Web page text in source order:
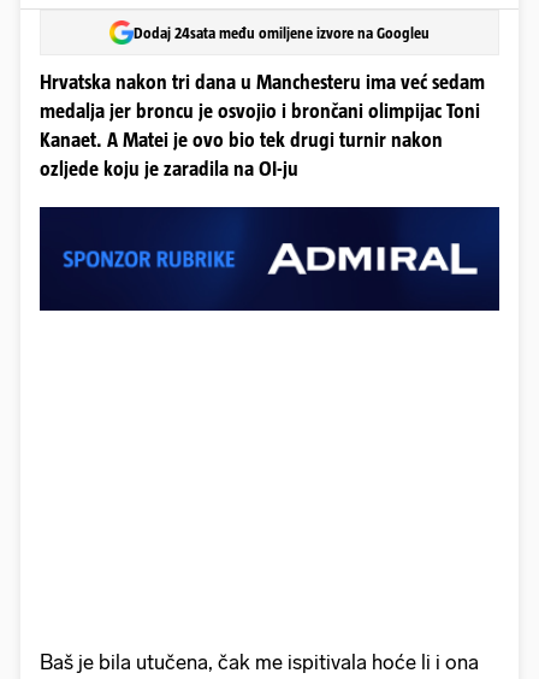
Dodaj 24sata među omiljene izvore na Googleu
Hrvatska nakon tri dana u Manchesteru ima već sedam
medalja jer broncu je osvojio i brončani olimpijac Toni
Kanaet. A Matei je ovo bio tek drugi turnir nakon
ozljede koju je zaradila na OI-ju
Baš je bila utučena, čak me ispitivala hoće li i ona